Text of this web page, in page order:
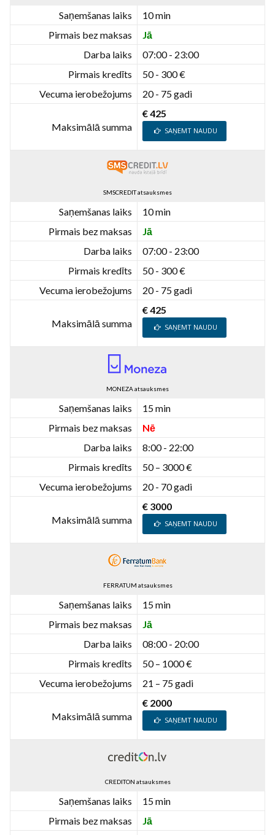
Saņemšanas laiks
10 min
Pirmais bez maksas
Jā
Darba laiks
07:00 - 23:00
Pirmais kredīts
50 - 300 €
Vecuma ierobežojums
20 - 75 gadi
Maksimālā summa
€ 425
SAŅEMT NAUDU
SMSCREDIT atsauksmes
Saņemšanas laiks
10 min
Pirmais bez maksas
Jā
Darba laiks
07:00 - 23:00
Pirmais kredīts
50 - 300 €
Vecuma ierobežojums
20 - 75 gadi
Maksimālā summa
€ 425
SAŅEMT NAUDU
MONEZA atsauksmes
Saņemšanas laiks
15 min
Pirmais bez maksas
Nē
Darba laiks
8:00 - 22:00
Pirmais kredīts
50 – 3000 €
Vecuma ierobežojums
20 - 70 gadi
Maksimālā summa
€ 3000
SAŅEMT NAUDU
FERRATUM atsauksmes
Saņemšanas laiks
15 min
Pirmais bez maksas
Jā
Darba laiks
08:00 - 20:00
Pirmais kredīts
50 – 1000 €
Vecuma ierobežojums
21 – 75 gadi
Maksimālā summa
€ 2000
SAŅEMT NAUDU
CREDITON atsauksmes
Saņemšanas laiks
15 min
Pirmais bez maksas
Jā